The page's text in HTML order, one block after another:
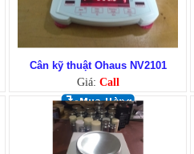
Cân kỹ thuật Ohaus NV2101
Giá: Call